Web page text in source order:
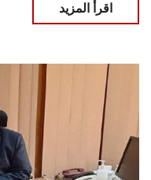
اقرأ المزيد